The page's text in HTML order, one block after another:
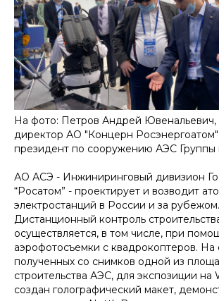
На фото: Петров Андрей Ювенальевич,
директор АО "Концерн
президент по сооружению АЭС
АО АСЭ - Инжиниринговый дивизион
“Росатом” - проектирует и возводит
электростанций в России и за рубежом.
Дистанционный контроль
осуществляется, в том числе, при
аэрофотосъемки с квадрокоптеров. На
полученных со снимков одной из
строительства АЭС, для экспозиции на
создан голографический макет,